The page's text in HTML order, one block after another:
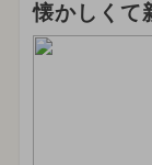
懐かしくて